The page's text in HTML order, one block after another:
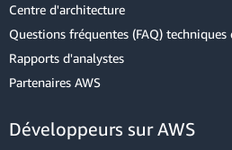
Centre d'architecture
Questions fréquentes (FAQ)
Rapports d'analystes
Partenaires AWS
Développeurs sur AWS